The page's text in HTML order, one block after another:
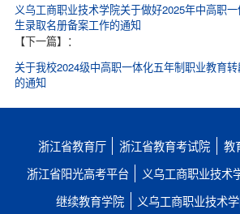
义乌工商职业技术学院关于做好2025年中高职
生录取名册备案工作的通知
【下一篇】 ：
关于我校2024级中高职一体化五年制职业教育
的通知
浙江省教育厅 浙江省教育考试院
教
浙江省阳光高考平台
义乌工商职业技术
继续教育学院
义乌工商职业技术